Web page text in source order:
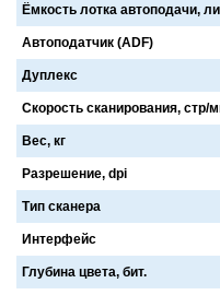
Ёмкость лотка автоподачи,
Автоподатчик (ADF)
Дуплекс
Скорость сканирования, стр/
Вес, кг
Разрешение, dpi
Тип сканера
Интерфейс
Глубина цвета, бит.